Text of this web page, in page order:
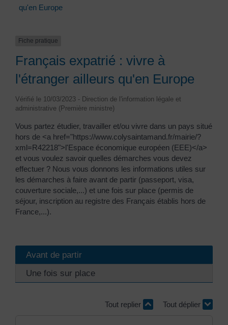
qu'en Europe
Fiche pratique
Français expatrié : vivre à
l'étranger ailleurs qu'en Europe
Vérifié le 10/03/2023 - Direction de l'information légale et
administrative (Première ministre)
Vous partez étudier, travailler et/ou vivre dans un pays situé
hors de <a href="https://www.colysaintamand.fr/mairie/?
xml=R42218">l'Espace économique européen (EEE)</a>
et vous voulez savoir quelles démarches vous devez
effectuer ? Nous vous donnons les informations utiles sur
les démarches à faire avant de partir (passeport, visa,
couverture sociale,...) et une fois sur place (permis de
séjour, inscription au registre des Français établis hors de
France,...).
Avant de partir
Une fois sur place
Tout replier Tout déplier